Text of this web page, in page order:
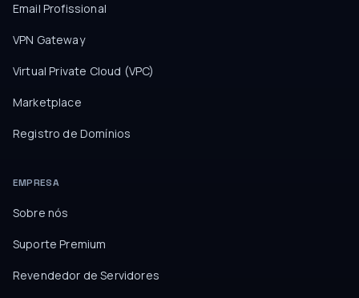
Email Profissional
VPN Gateway
Virtual Private Cloud (VPC)
Marketplace
Registro de Domínios
EMPRESA
Sobre nós
Suporte Premium
Revendedor de Servidores